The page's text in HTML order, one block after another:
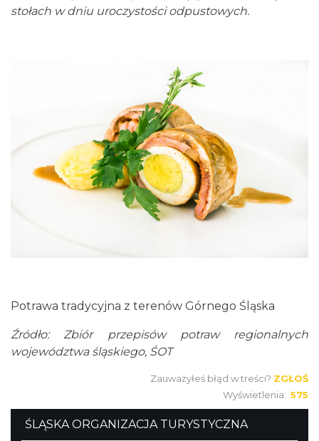
stołach w dniu uroczystości odpustowych.
Potrawa tradycyjna z terenów Górnego Śląska
Źródło: Zbiór przepisów potraw regionalnych
województwa śląskiego, ŚOT
Zauważyłeś błąd w treści? ZGŁOŚ
Wyświetlenia: 575
ŚLĄSKA ORGANIZACJA TURYSTYCZNA